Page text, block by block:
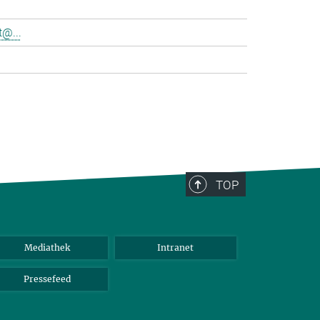
TOP
Mediathek Intranet
Pressefeed